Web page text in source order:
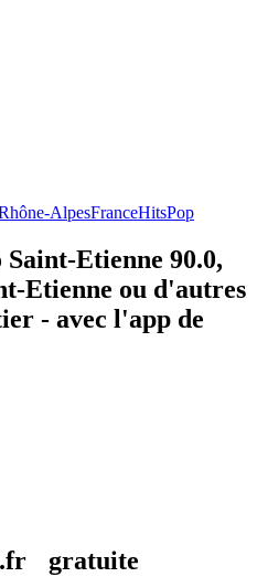
AlpesFranceHitsPop
Etienne 90.0,
Etienne ou d'autres
- avec l'app de
gratuite